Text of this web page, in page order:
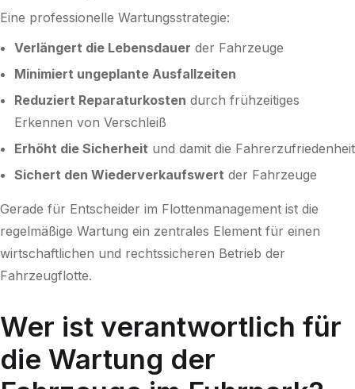
Eine professionelle Wartungsstrategie:
Verlängert die Lebensdauer der Fahrzeuge
Minimiert ungeplante Ausfallzeiten
Reduziert Reparaturkosten durch frühzeitiges
Erkennen von Verschleiß
Erhöht die Sicherheit und damit die Fahrerzufriedenheit
Sichert den Wiederverkaufswert der Fahrzeuge
Gerade für Entscheider im Flottenmanagement ist die
regelmäßige Wartung ein zentrales Element für einen
wirtschaftlichen und rechtssicheren Betrieb der
Fahrzeugflotte.
Wer ist verantwortlich für
die Wartung der